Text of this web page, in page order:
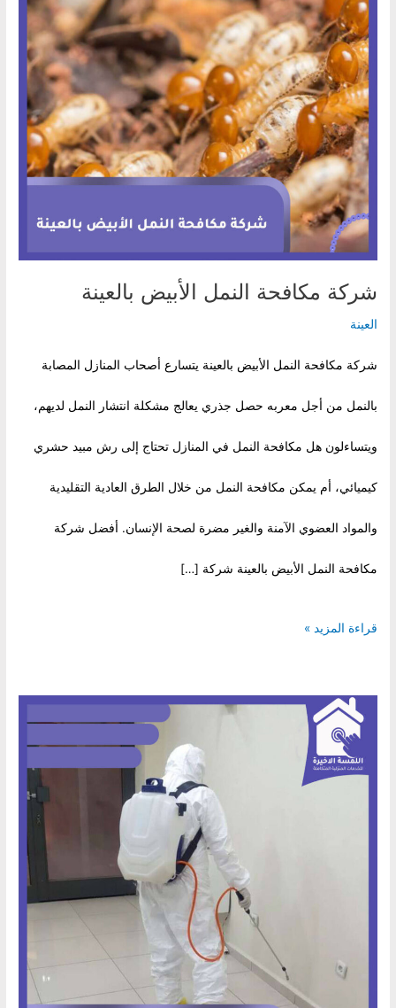
شركة مكافحة النمل الأبيض بالعينة
العينة
شركة مكافحة النمل الأبيض بالعينة يتسارع أصحاب المنازل المصابة
بالنمل من أجل معربه حصل جذري يعالج مشكلة انتشار النمل لديهم،
ويتساءلون هل مكافحة النمل في المنازل تحتاج إلى رش مبيد حشري
كيميائي، أم يمكن مكافحة النمل من خلال الطرق العادية التقليدية
والمواد العضوي الآمنة والغير مضرة لصحة الإنسان. أفضل شركة
مكافحة النمل الأبيض بالعينة شركة […]
شركة
النمل
الأبيض
قراءة المزيد »